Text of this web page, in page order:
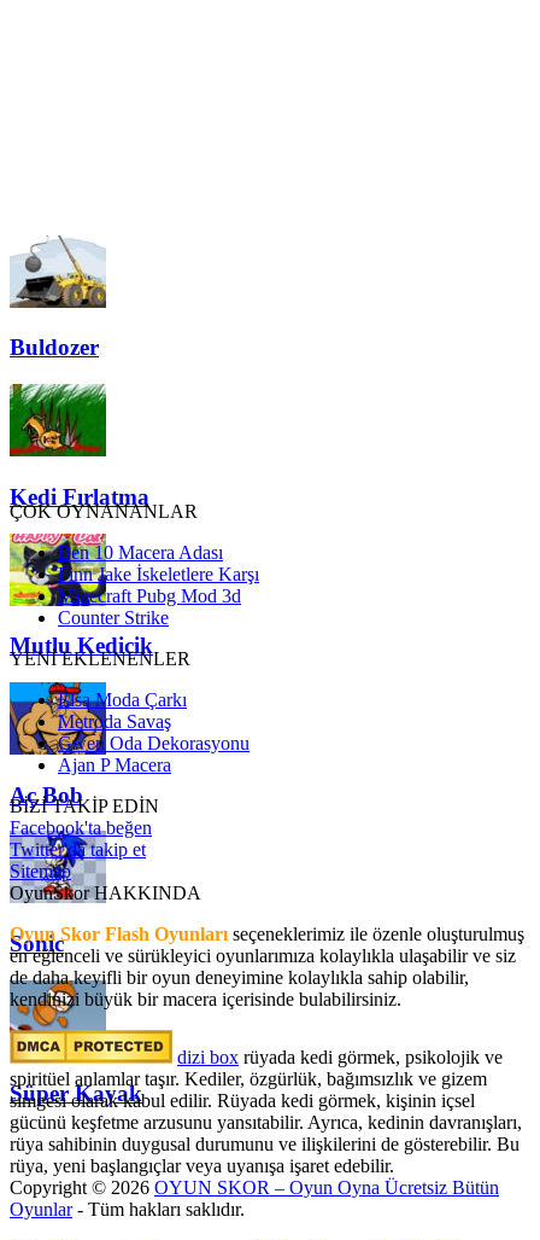
Buldozer
Kedi Fırlatma
Mutlu Kedicik
Aç Bob
Sonic
Süper Kayak
ÇOK OYNANANLAR
Ben 10 Macera Adası
Finn Jake İskeletlere Karşı
Minecraft Pubg Mod 3d
Counter Strike
YENİ EKLENENLER
Elsa Moda Çarkı
Metroda Savaş
Gwen Oda Dekorasyonu
Ajan P Macera
BİZİ TAKİP EDİN
Facebook'ta beğen
Twitter'da takip et
Sitemap
OyunSkor HAKKINDA
Oyun Skor Flash Oyunları seçeneklerimiz ile özenle oluşturulmuş
en eğlenceli ve sürükleyici oyunlarımıza kolaylıkla ulaşabilir ve siz
de daha keyifli bir oyun deneyimine kolaylıkla sahip olabilir,
kendinizi büyük bir macera içerisinde bulabilirsiniz.
dizi box rüyada kedi görmek​, psikolojik ve
spiritüel anlamlar taşır. Kediler, özgürlük, bağımsızlık ve gizem
simgesi olarak kabul edilir. Rüyada kedi görmek, kişinin içsel
gücünü keşfetme arzusunu yansıtabilir. Ayrıca, kedinin davranışları,
rüya sahibinin duygusal durumunu ve ilişkilerini de gösterebilir. Bu
rüya, yeni başlangıçlar veya uyanışa işaret edebilir.
Copyright © 2026 OYUN SKOR – Oyun Oyna Ücretsiz Bütün
Oyunlar- Tüm hakları saklıdır.